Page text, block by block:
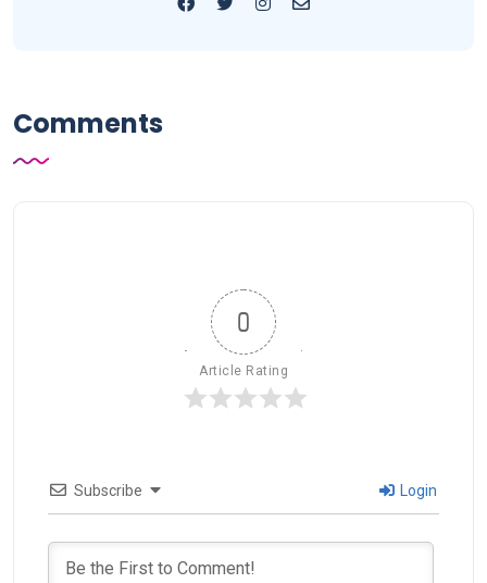
Comments
0
Article Rating
Subscribe Login